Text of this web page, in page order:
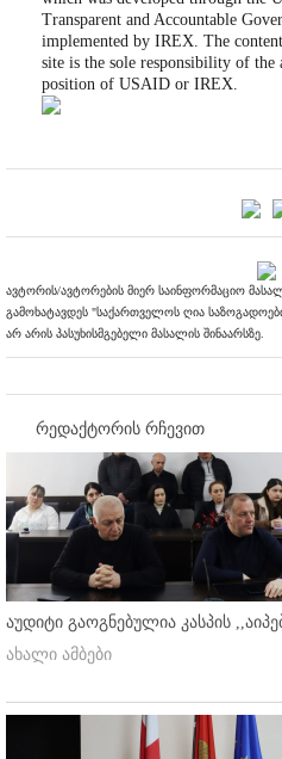
Transparent and Accountable
implemented by IREX. The
site is the sole responsibility of the
position of USAID or IREX.
ავტორის/ავტორების მიერ საინფორმაციო
გამოხატავდეს "საქართველოს ღია
არ არის პასუხისმგებელი მასალის შინაარსზე.
რედაქტორის რჩევით
აუდიტი გაოგნებულია კასპის
ახალი ამბები